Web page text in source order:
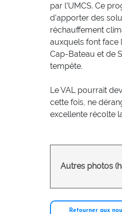
par l’UMCS. Ce
d’apporter des
réchauffement
auxquels font face
Cap-Bateau et de
tempête.
Le VAL pourrait
cette fois, ne
excellente récolte
Autres photos
Retourner aux